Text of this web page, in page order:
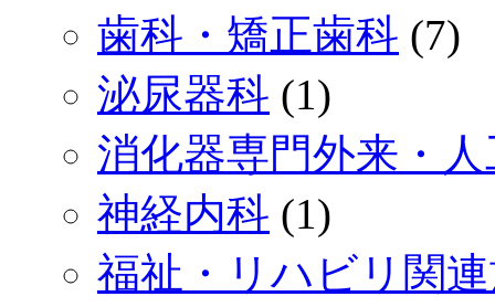
歯科・矯正歯科 (7)
泌尿器科 (1)
消化器専門外来・
神経内科 (1)
福祉・リハビリ関